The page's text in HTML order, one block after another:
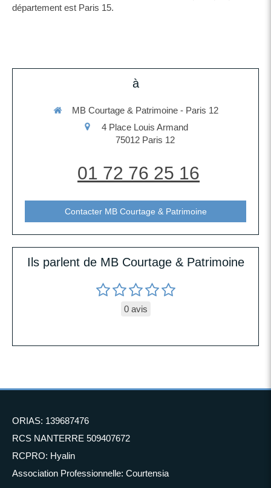
département est Paris 15.
à
MB Courtage & Patrimoine - Paris 12
4 Place Louis Armand
75012 Paris 12
01 72 76 25 16
Contacter MB Courtage & Patrimoine
Ils parlent de MB Courtage & Patrimoine
0 avis
ORIAS: 139687476
RCS NANTERRE 509407672
RCPRO: Hyalin
Association Professionnelle: Courtensia